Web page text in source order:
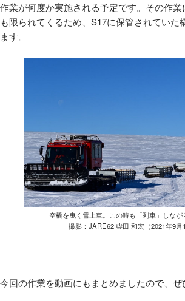
作業が何度か実施される予定です。その作
も限られてくるため、 S17に保管されていた
ます。
空橇を曳く雪上車。この時も「列車」しなが
撮影：JARE62 柴田 和宏（2021年9月
今回の作業を動画にもまとめましたので、ぜ